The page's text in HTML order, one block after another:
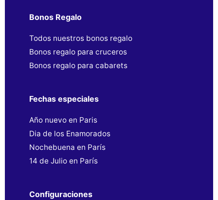
Bonos Regalo
Todos nuestros bonos regalo
Bonos regalo para cruceros
Bonos regalo para cabarets
Fechas especiales
Año nuevo en Paris
Dia de los Enamorados
Nochebuena en París
14 de Julio en París
Configuraciones